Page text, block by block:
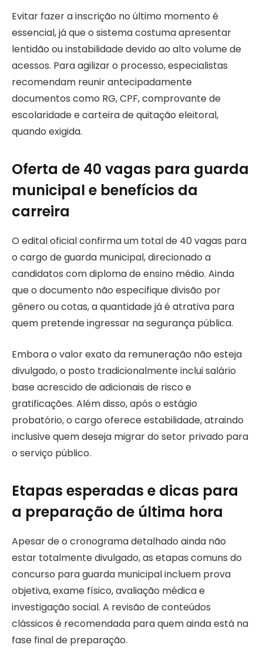
Evitar fazer a inscrição no último momento é
essencial, já que o sistema costuma apresentar
lentidão ou instabilidade devido ao alto volume de
acessos. Para agilizar o processo, especialistas
recomendam reunir antecipadamente
documentos como RG, CPF, comprovante de
escolaridade e carteira de quitação eleitoral,
quando exigida.
Oferta de 40 vagas para guarda
municipal e benefícios da
carreira
O edital oficial confirma um total de 40 vagas para
o cargo de guarda municipal, direcionado a
candidatos com diploma de ensino médio. Ainda
que o documento não especifique divisão por
gênero ou cotas, a quantidade já é atrativa para
quem pretende ingressar na segurança pública.
Embora o valor exato da remuneração não esteja
divulgado, o posto tradicionalmente inclui salário
base acrescido de adicionais de risco e
gratificações. Além disso, após o estágio
probatório, o cargo oferece estabilidade, atraindo
inclusive quem deseja migrar do setor privado para
o serviço público.
Etapas esperadas e dicas para
a preparação de última hora
Apesar de o cronograma detalhado ainda não
estar totalmente divulgado, as etapas comuns do
concurso para guarda municipal incluem prova
objetiva, exame físico, avaliação médica e
investigação social. A revisão de conteúdos
clássicos é recomendada para quem ainda está na
fase final de preparação.